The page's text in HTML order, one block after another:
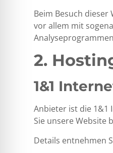
Beim Besuch
vor allem mit
2.
1&1
Anbieter ist die 1&1
Sie unsere Website
Details entnehmen